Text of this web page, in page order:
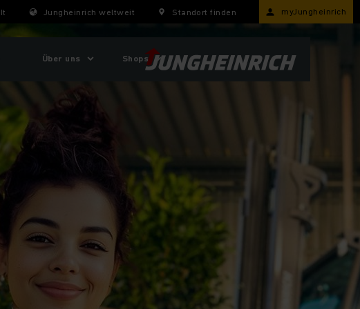
It Jungheinrich weltweit Standort finden myJungheinrich
Über uns Shops